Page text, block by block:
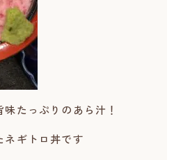
たっぷりのあら汁！
ネギトロ丼です